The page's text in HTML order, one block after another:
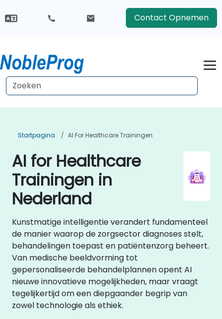
Contact Opnemen
Startpagina AI For Healthcare Trainingen
AI for Healthcare
Trainingen in
Nederland
Kunstmatige intelligentie verandert fundamenteel
de manier waarop de zorgsector diagnoses stelt,
behandelingen toepast en patiëntenzorg beheert.
Van medische beeldvorming tot
gepersonaliseerde behandelplannen opent AI
nieuwe innovatieve mogelijkheden, maar vraagt
tegelijkertijd om een diepgaander begrip van
zowel technologie als ethiek.